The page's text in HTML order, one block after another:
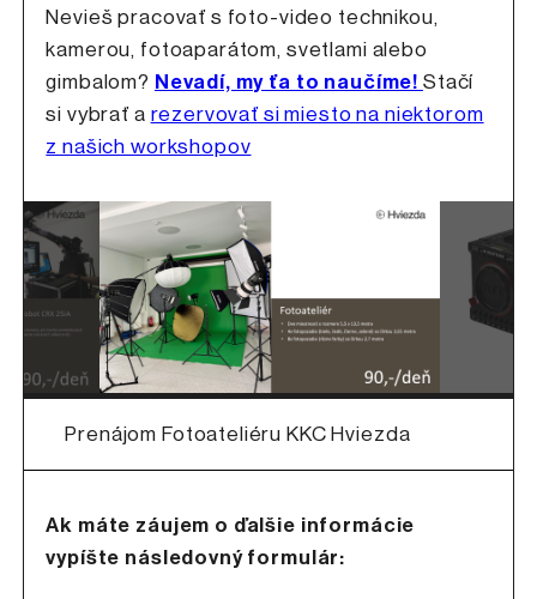
Nevieš pracovať s foto-video technikou,
kamerou, fotoaparátom, svetlami alebo
gimbalom? Nevadí, my ťa to naučíme! Stačí
si vybrať a rezervovať si miesto na niektorom
z našich workshopov
Prenájom Fotoateliéru KKC Hviezda
Ak máte záujem o ďalšie informácie
vypíšte následovný formulár: